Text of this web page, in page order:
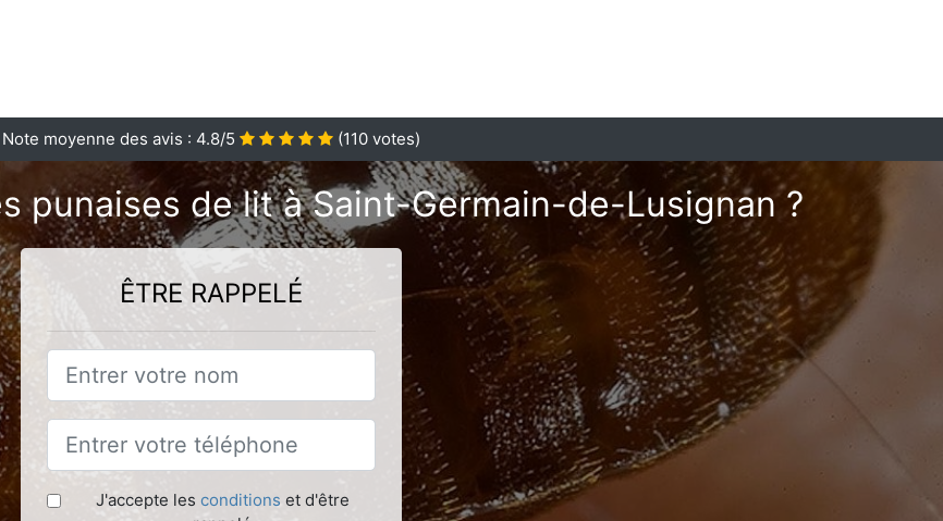
Note moyenne des avis : 4.8/5 (110 votes)
punaises de lit à Saint-Germain-de-Lusignan ?
ÊTRE RAPPELÉ
J'accepte les conditions et d'être